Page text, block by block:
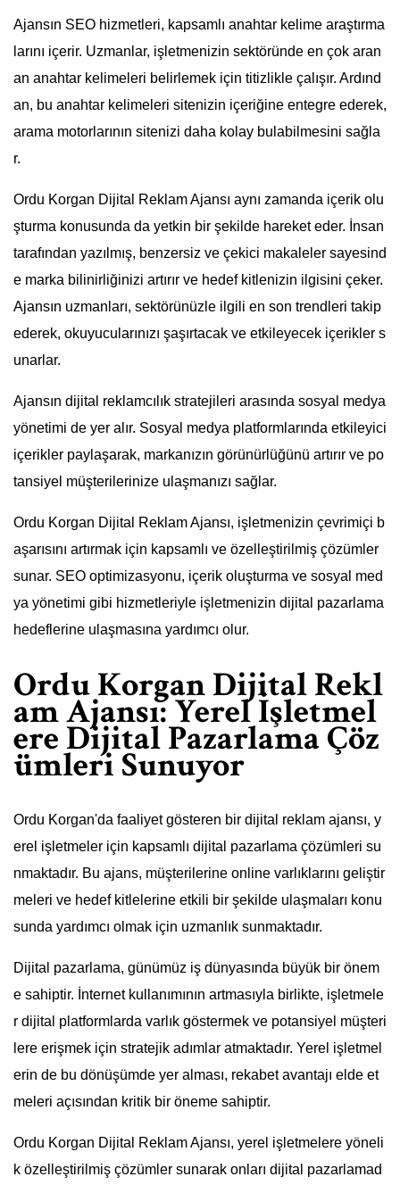
Ajansın SEO hizmetleri, kapsamlı anahtar kelime araştırma
larını içerir. Uzmanlar, işletmenizin sektöründe en çok aran
an anahtar kelimeleri belirlemek için titizlikle çalışır. Ardınd
an, bu anahtar kelimeleri sitenizin içeriğine entegre ederek,
arama motorlarının sitenizi daha kolay bulabilmesini sağla
r.
Ordu Korgan Dijital Reklam Ajansı aynı zamanda içerik olu
şturma konusunda da yetkin bir şekilde hareket eder. İnsan
tarafından yazılmış, benzersiz ve çekici makaleler sayesind
e marka bilinirliğinizi artırır ve hedef kitlenizin ilgisini çeker.
Ajansın uzmanları, sektörünüzle ilgili en son trendleri takip
ederek, okuyucularınızı şaşırtacak ve etkileyecek içerikler s
unarlar.
Ajansın dijital reklamcılık stratejileri arasında sosyal medya
yönetimi de yer alır. Sosyal medya platformlarında etkileyici
içerikler paylaşarak, markanızın görünürlüğünü artırır ve po
tansiyel müşterilerinize ulaşmanızı sağlar.
Ordu Korgan Dijital Reklam Ajansı, işletmenizin çevrimiçi b
aşarısını artırmak için kapsamlı ve özelleştirilmiş çözümler
sunar. SEO optimizasyonu, içerik oluşturma ve sosyal med
ya yönetimi gibi hizmetleriyle işletmenizin dijital pazarlama
hedeflerine ulaşmasına yardımcı olur.
Ordu Korgan Dijital Rekl
am Ajansı: Yerel İşletmel
ere Dijital Pazarlama Çöz
ümleri Sunuyor
Ordu Korgan'da faaliyet gösteren bir dijital reklam ajansı, y
erel işletmeler için kapsamlı dijital pazarlama çözümleri su
nmaktadır. Bu ajans, müşterilerine online varlıklarını geliştir
meleri ve hedef kitlelerine etkili bir şekilde ulaşmaları konu
sunda yardımcı olmak için uzmanlık sunmaktadır.
Dijital pazarlama, günümüz iş dünyasında büyük bir önem
e sahiptir. İnternet kullanımının artmasıyla birlikte, işletmele
r dijital platformlarda varlık göstermek ve potansiyel müşteri
lere erişmek için stratejik adımlar atmaktadır. Yerel işletmel
erin de bu dönüşümde yer alması, rekabet avantajı elde et
meleri açısından kritik bir öneme sahiptir.
Ordu Korgan Dijital Reklam Ajansı, yerel işletmelere yöneli
k özelleştirilmiş çözümler sunarak onları dijital pazarlamad